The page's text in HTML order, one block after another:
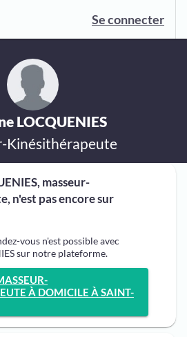
Se connecter
LOCQUENIES
Kinésithérapeute
masseur-
n'est pas encore sur
vous n'est possible avec
sur notre plateforme.
À DOMICILE À SAINT-